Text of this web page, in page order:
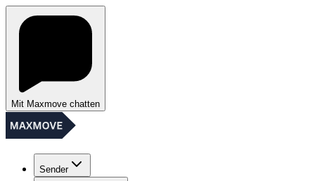
Mit Maxmove chatten
Sender